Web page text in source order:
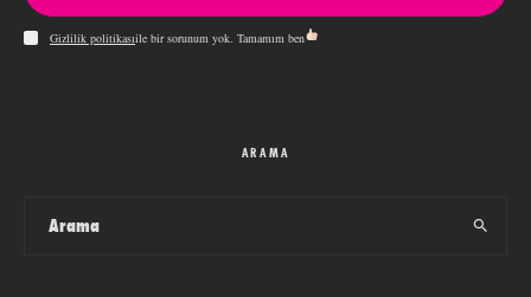
Gizlilik politikasıile bir sorunum yok. Tamamım ben
ARAMA